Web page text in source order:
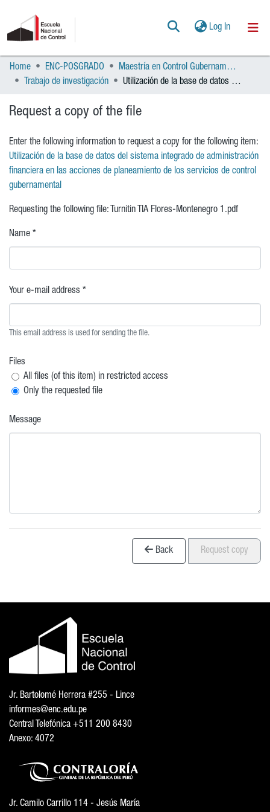
Log In(current)
Communities & Collections
Statistics
POLÍTICAS
CONTACTO
Home ENC-POSGRADO
Maestría en Control Gubernamental
Trabajo de investigación
Utilización de la base de datos del sistema integrado de administración financiera en las acciones de planeamiento de los servicios de control gubernamental
Request a copy of the file
Enter the following information to request a copy for the following item:
Utilización de la base de datos del sistema integrado de administración
financiera en las acciones de planeamiento de los servicios de control
gubernamental
Requesting the following file: Turnitin TIA Flores-Montenegro 1.pdf
Name *
Your e-mail address *
This email address is used for sending the file.
Files
All files (of this item) in restricted access
Only the requested file
Message
Back Request copy
Jr. Bartolomé Herrera #255 - Lince
informes@enc.edu.pe
Central Telefónica +511 200 8430
Anexo: 4072
Jr. Camilo Carrillo 114 - Jesús María